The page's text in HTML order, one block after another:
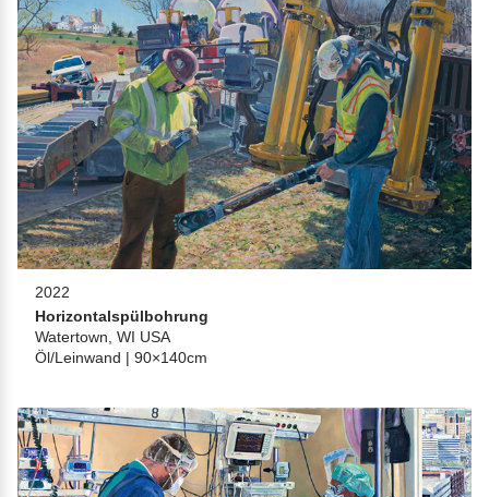
2022
Horizontalspülbohrung
Watertown, WI USA
Öl/Leinwand | 90×140cm